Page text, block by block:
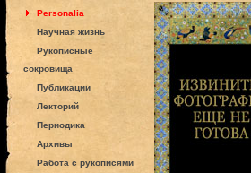
Personalia
Научная жизнь
Рукописные
сокровища
Публикации
Лекторий
Периодика
Архивы
Работа с рукописями